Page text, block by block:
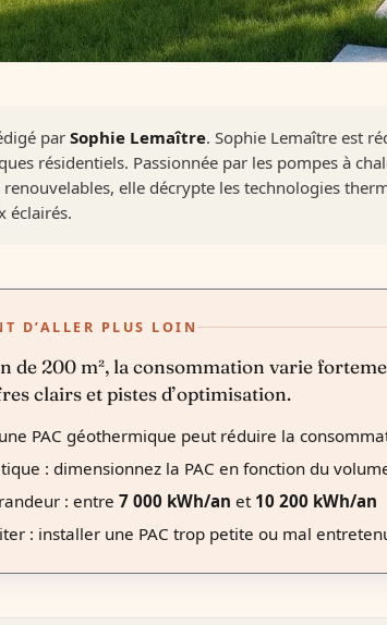
par Sophie Lemaître. Sophie Lemaître est
résidentiels. Passionnée par les pompes à
renouvelables, elle décrypte les technologies
éclairés.
D’ALLER PLUS LOIN
de 200 m², la consommation varie
clairs et pistes d’optimisation.
PAC géothermique peut réduire la
: dimensionnez la PAC en fonction du
: entre 7 000 kWh/an et 10 200 kWh/an
: installer une PAC trop petite ou mal